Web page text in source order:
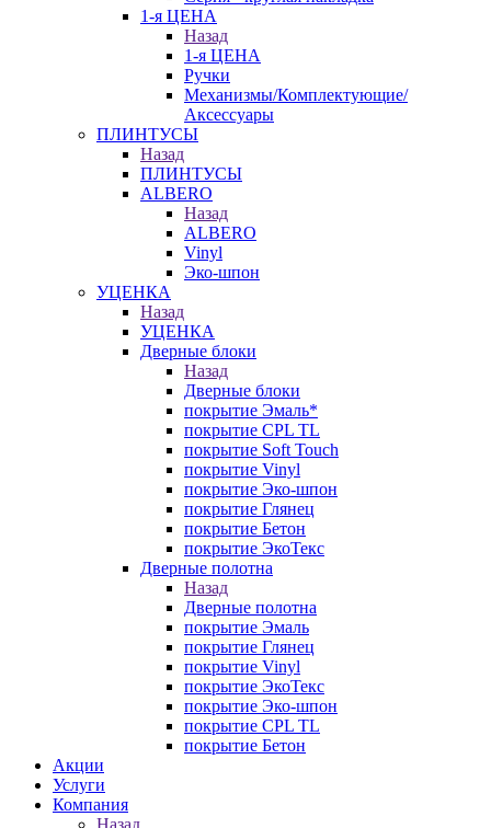
1-я ЦЕНА
Назад
1-я ЦЕНА
Ручки
Механизмы/Комплектующие/
Аксессуары
ПЛИНТУСЫ
Назад
ПЛИНТУСЫ
ALBERO
Назад
ALBERO
Vinyl
Эко-шпон
УЦЕНКА
Назад
УЦЕНКА
Дверные блоки
Назад
Дверные блоки
покрытие Эмаль*
покрытие CPL TL
покрытие Soft Touch
покрытие Vinyl
покрытие Эко-шпон
покрытие Глянец
покрытие Бетон
покрытие ЭкоТекс
Дверные полотна
Назад
Дверные полотна
покрытие Эмаль
покрытие Глянец
покрытие Vinyl
покрытие ЭкоТекс
покрытие Эко-шпон
покрытие CPL TL
покрытие Бетон
Акции
Услуги
Компания
Назад